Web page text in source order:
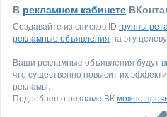
В рекламном кабинете
Создавайте из списков ID группы
рекламные объявления на эту
Ваши рекламные объявления будут
что существенно повысит их
рекламы.
Подробнее о рекламе ВК можно